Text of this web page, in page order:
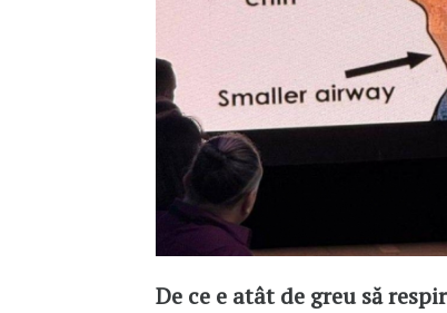
De ce e atât de greu să